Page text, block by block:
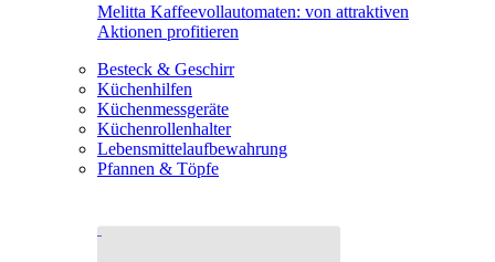
Melitta Kaffeevollautomaten: von attraktiven
Aktionen profitieren
Besteck & Geschirr
Küchenhilfen
Küchenmessgeräte
Küchenrollenhalter
Lebensmittelaufbewahrung
Pfannen & Töpfe